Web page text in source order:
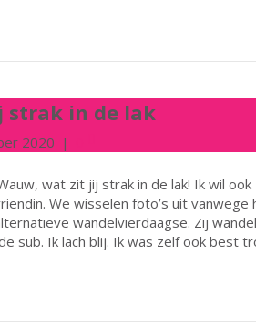
strak in de lak
2020 |
wat zit jij strak in de lak! Ik wil
We wisselen foto’s uit vanwege
wandelvierdaagse. Zij
sub. Ik lach blij. Ik was zelf ook best